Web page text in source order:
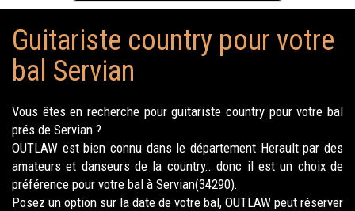
Guitariste country pour votre
bal Servian
Vous êtes en recherche pour guitariste country pour votre bal
prés de Servian ?
OUTLAW est bien connu dans le département Herault par des
amateurs et danseurs de la country.. donc il est un choix de
préférence pour votre bal à Servian(34290).
Posez un option sur la date de votre bal, OUTLAW peut réserver